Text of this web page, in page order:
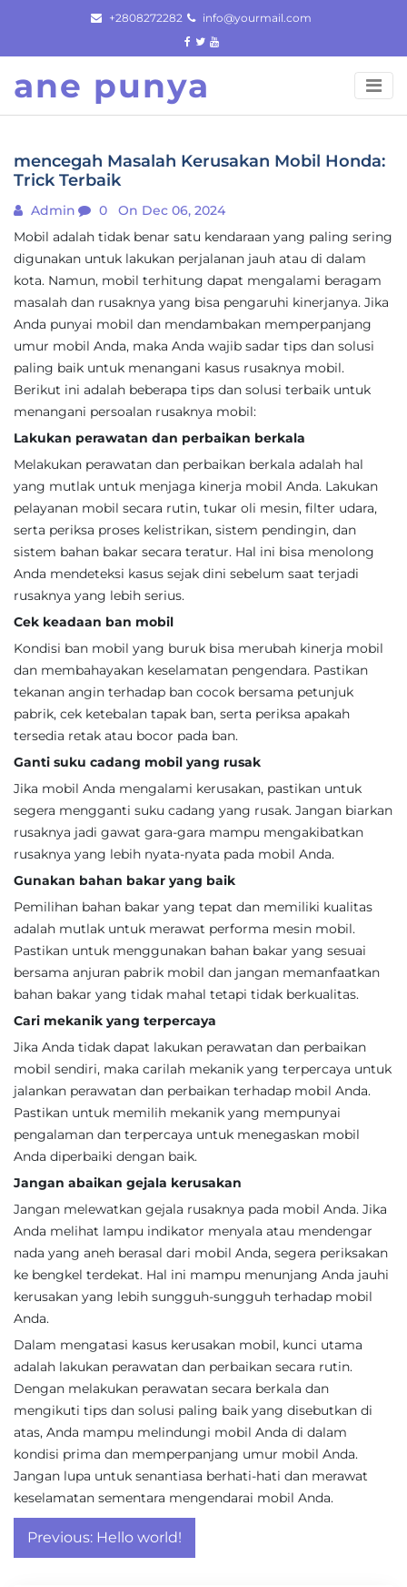
content
+2808272282 info@yourmail.com
ane punya
mencegah Masalah Kerusakan Mobil Honda:
Trick Terbaik
Admin 0
On Dec 06, 2024
Mobil adalah tidak benar satu kendaraan yang paling sering
digunakan untuk lakukan perjalanan jauh atau di dalam
kota. Namun, mobil terhitung dapat mengalami beragam
masalah dan rusaknya yang bisa pengaruhi kinerjanya. Jika
Anda punyai mobil dan mendambakan memperpanjang
umur mobil Anda, maka Anda wajib sadar tips dan solusi
paling baik untuk menangani kasus rusaknya mobil.
Berikut ini adalah beberapa tips dan solusi terbaik untuk
menangani persoalan rusaknya mobil:
Lakukan perawatan dan perbaikan berkala
Melakukan perawatan dan perbaikan berkala adalah hal
yang mutlak untuk menjaga kinerja mobil Anda. Lakukan
pelayanan mobil secara rutin, tukar oli mesin, filter udara,
serta periksa proses kelistrikan, sistem pendingin, dan
sistem bahan bakar secara teratur. Hal ini bisa menolong
Anda mendeteksi kasus sejak dini sebelum saat terjadi
rusaknya yang lebih serius.
Cek keadaan ban mobil
Kondisi ban mobil yang buruk bisa merubah kinerja mobil
dan membahayakan keselamatan pengendara. Pastikan
tekanan angin terhadap ban cocok bersama petunjuk
pabrik, cek ketebalan tapak ban, serta periksa apakah
tersedia retak atau bocor pada ban.
Ganti suku cadang mobil yang rusak
Jika mobil Anda mengalami kerusakan, pastikan untuk
segera mengganti suku cadang yang rusak. Jangan biarkan
rusaknya jadi gawat gara-gara mampu mengakibatkan
rusaknya yang lebih nyata-nyata pada mobil Anda.
Gunakan bahan bakar yang baik
Pemilihan bahan bakar yang tepat dan memiliki kualitas
adalah mutlak untuk merawat performa mesin mobil.
Pastikan untuk menggunakan bahan bakar yang sesuai
bersama anjuran pabrik mobil dan jangan memanfaatkan
bahan bakar yang tidak mahal tetapi tidak berkualitas.
Cari mekanik yang terpercaya
Jika Anda tidak dapat lakukan perawatan dan perbaikan
mobil sendiri, maka carilah mekanik yang terpercaya untuk
jalankan perawatan dan perbaikan terhadap mobil Anda.
Pastikan untuk memilih mekanik yang mempunyai
pengalaman dan terpercaya untuk menegaskan mobil
Anda diperbaiki dengan baik.
Jangan abaikan gejala kerusakan
Jangan melewatkan gejala rusaknya pada mobil Anda. Jika
Anda melihat lampu indikator menyala atau mendengar
nada yang aneh berasal dari mobil Anda, segera periksakan
ke bengkel terdekat. Hal ini mampu menunjang Anda jauhi
kerusakan yang lebih sungguh-sungguh terhadap mobil
Anda.
Dalam mengatasi kasus kerusakan mobil, kunci utama
adalah lakukan perawatan dan perbaikan secara rutin.
Dengan melakukan perawatan secara berkala dan
mengikuti tips dan solusi paling baik yang disebutkan di
atas, Anda mampu melindungi mobil Anda di dalam
kondisi prima dan memperpanjang umur mobil Anda.
Jangan lupa untuk senantiasa berhati-hati dan merawat
keselamatan sementara mengendarai mobil Anda.
Post
navigation
Previous: Hello world!